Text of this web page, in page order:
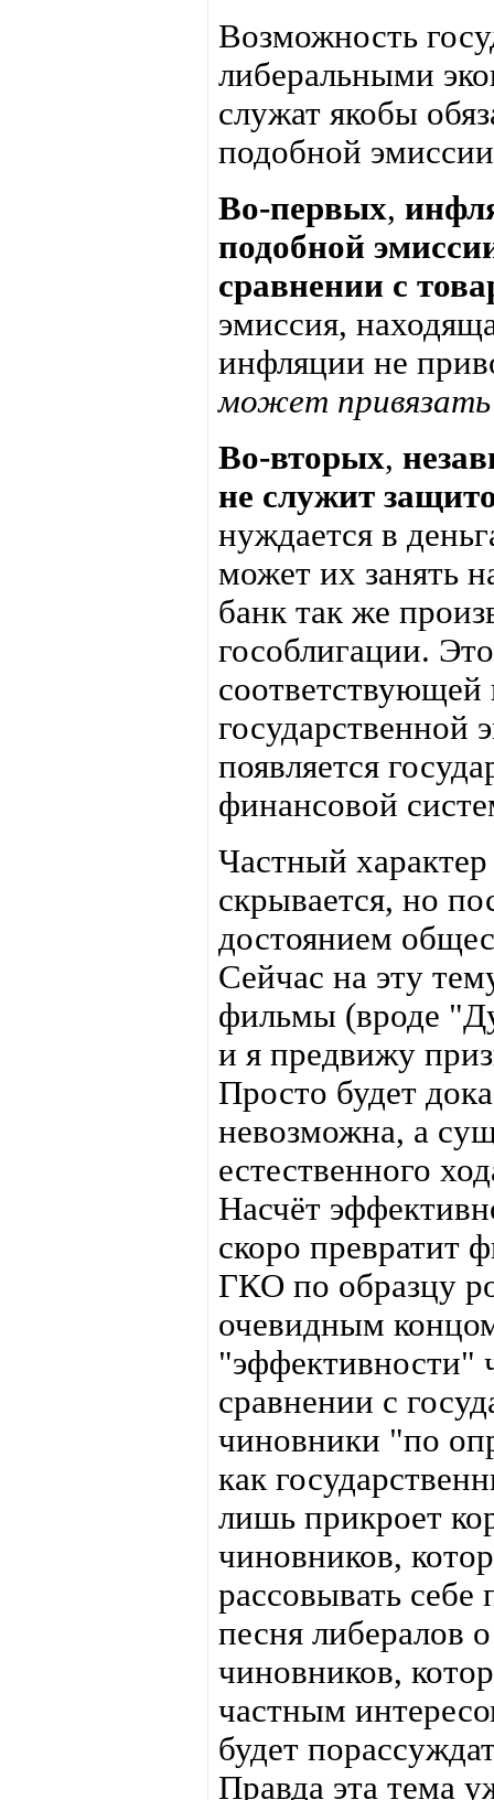
Возможность
либеральными
служат якобы
подобной
Во-первых,
подобной
сравнении с
эмиссия,
инфляции не
может
Во-вторых,
не служит
нуждается в
может их занять
банк так же
гособлигации.
государственной
появляется
финансовой
Частный
скрывается, но
достоянием
Сейчас на эту
фильмы (вроде
и я предвижу
Просто будет
невозможна, а
естественного
Насчёт
скоро
ГКО по образцу
очевидным
"эффективности"
сравнении с
чиновники "по
как
лишь прикроет
чиновников,
рассовывать себе
песня либералов
чиновников,
частным
будет
Правда эта тема